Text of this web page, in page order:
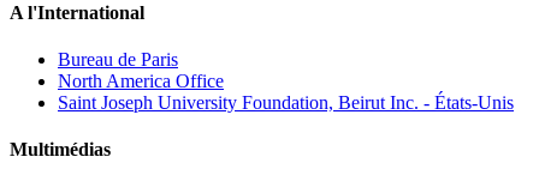
A l'International
Bureau de Paris
North America Office
Saint Joseph University Foundation, Beirut Inc. - États-Unis
Multimédias